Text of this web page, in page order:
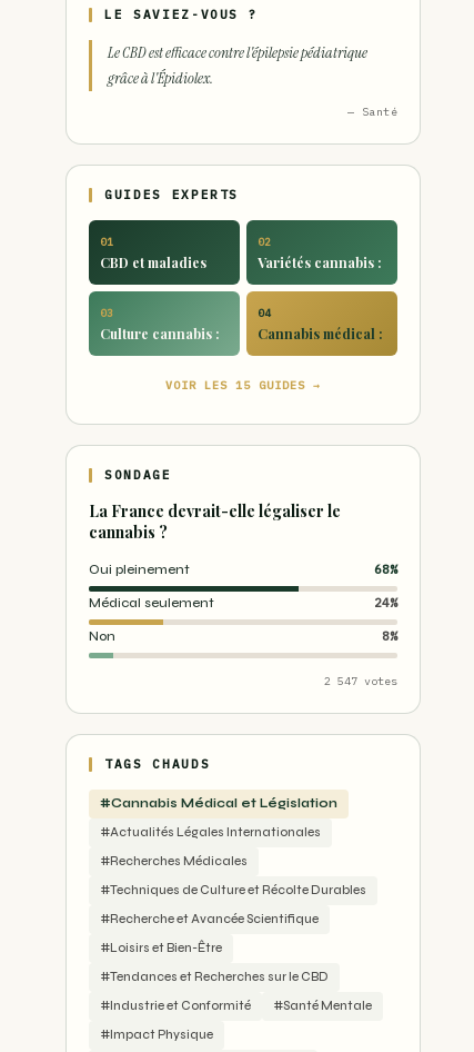
LE SAVIEZ-VOUS ?
Le CBD est efficace contre l'épilepsie pédiatrique
grâce à l'Épidiolex.
— Santé
GUIDES EXPERTS
01
CBD et maladies
02
Variétés cannabis :
03
Culture cannabis :
04
Cannabis médical :
VOIR LES 15 GUIDES →
SONDAGE
La France devrait-elle légaliser le
cannabis ?
Oui pleinement 68%
Médical seulement 24%
Non 8%
2 547 votes
TAGS CHAUDS
#Cannabis Médical et Législation
#Actualités Légales Internationales
#Recherches Médicales
#Techniques de Culture et Récolte Durables
#Recherche et Avancée Scientifique
#Loisirs et Bien-Être
#Tendances et Recherches sur le CBD
#Industrie et Conformité
#Santé Mentale
#Impact Physique